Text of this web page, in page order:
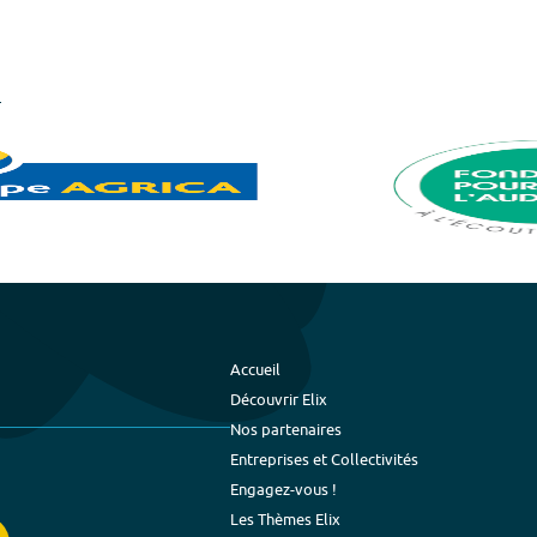
Accueil
Découvrir Elix
Nos partenaires
Entreprises et Collectivités
Engagez-vous !
Les Thèmes Elix